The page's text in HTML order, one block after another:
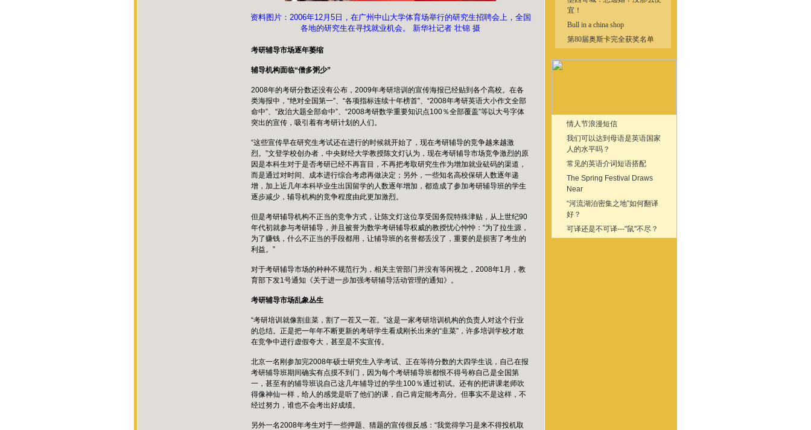
资料图片：2006年12月5日，在广州中山大学体育场举行的研究生招聘会上，全国
各地的研究生在寻找就业机会。 新华社记者 壮锦 摄
考研辅导市场逐年萎缩
辅导机构面临“僧多粥少”
2008年的考研分数还没有公布，2009年考研培训的宣传海报已经贴到各个高校。在各
类海报中，“绝对全国第一”、“各项指标连续十年榜首”、“2008年考研英语大小作文全部
命中”、“政治大题全部命中”、“2008考研数学重要知识点100％全部覆盖”等以大号字体
突出的宣传，吸引着有考研计划的人们。
“这些宣传早在研究生考试还在进行的时候就开始了，现在考研辅导的竞争越来越激
烈。”文登学校创办者，中央财经大学教授陈文灯认为，现在考研辅导市场竞争激烈的原
因是本科生对于是否考研已经不再盲目，不再把考取研究生作为增加就业砝码的渠道，
而是通过对时间、成本进行综合考虑再做决定；另外，一些知名高校保研人数逐年递
增，加上近几年本科毕业生出国留学的人数逐年增加，都造成了参加考研辅导班的学生
逐步减少，辅导机构的竞争程度由此更加激烈。
但是考研辅导机构不正当的竞争方式，让陈文灯这位享受国务院特殊津贴，从上世纪90
年代初就参与考研辅导，并且被誉为数学考研辅导权威的教授忧心忡忡：“为了拉生源，
为了赚钱，什么不正当的手段都用，让辅导班的名誉都丢没了，重要的是损害了考生的
利益。”
对于考研辅导市场的种种不规范行为，相关主管部门并没有等闲视之，2008年1月，教
育部下发1号通知《关于进一步加强考研辅导活动管理的通知》。
考研辅导市场乱象丛生
“考研培训就像割韭菜，割了一茬又一茬。”这是一家考研培训机构的负责人对这个行业
的总结。正是把一年年不断更新的考研学生看成刚长出来的“韭菜”，许多培训学校才敢
在竞争中进行虚假夸大，甚至是不实宣传。
北京一名刚参加完2008年硕士研究生入学考试、正在等待分数的大四学生说，自己在报
考研辅导班期间确实有点摸不到门，因为每个考研辅导班都恨不得号称自己是全国第
一，甚至有的辅导班说自己这几年辅导过的学生100％通过初试。还有的把讲课老师吹
得像神仙一样，给人的感觉是听了他们的课，自己肯定能考高分。但事实不是这样，不
经过努力，谁也不会考出好成绩。
另外一名2008年考生对于一些押题、猜题的宣传很反感：“我觉得学习是来不得投机取
宜！
Bull in a china shop
第80届奥斯卡完全获奖名单
情人节浪漫短信
我们可以达到母语是英语国家
人的水平吗？
常见的英语介词短语搭配
The Spring Festival Draws
Near
“河流湖泊密集之地”如何翻译
好？
可译还是不可译---"鼠"不尽？